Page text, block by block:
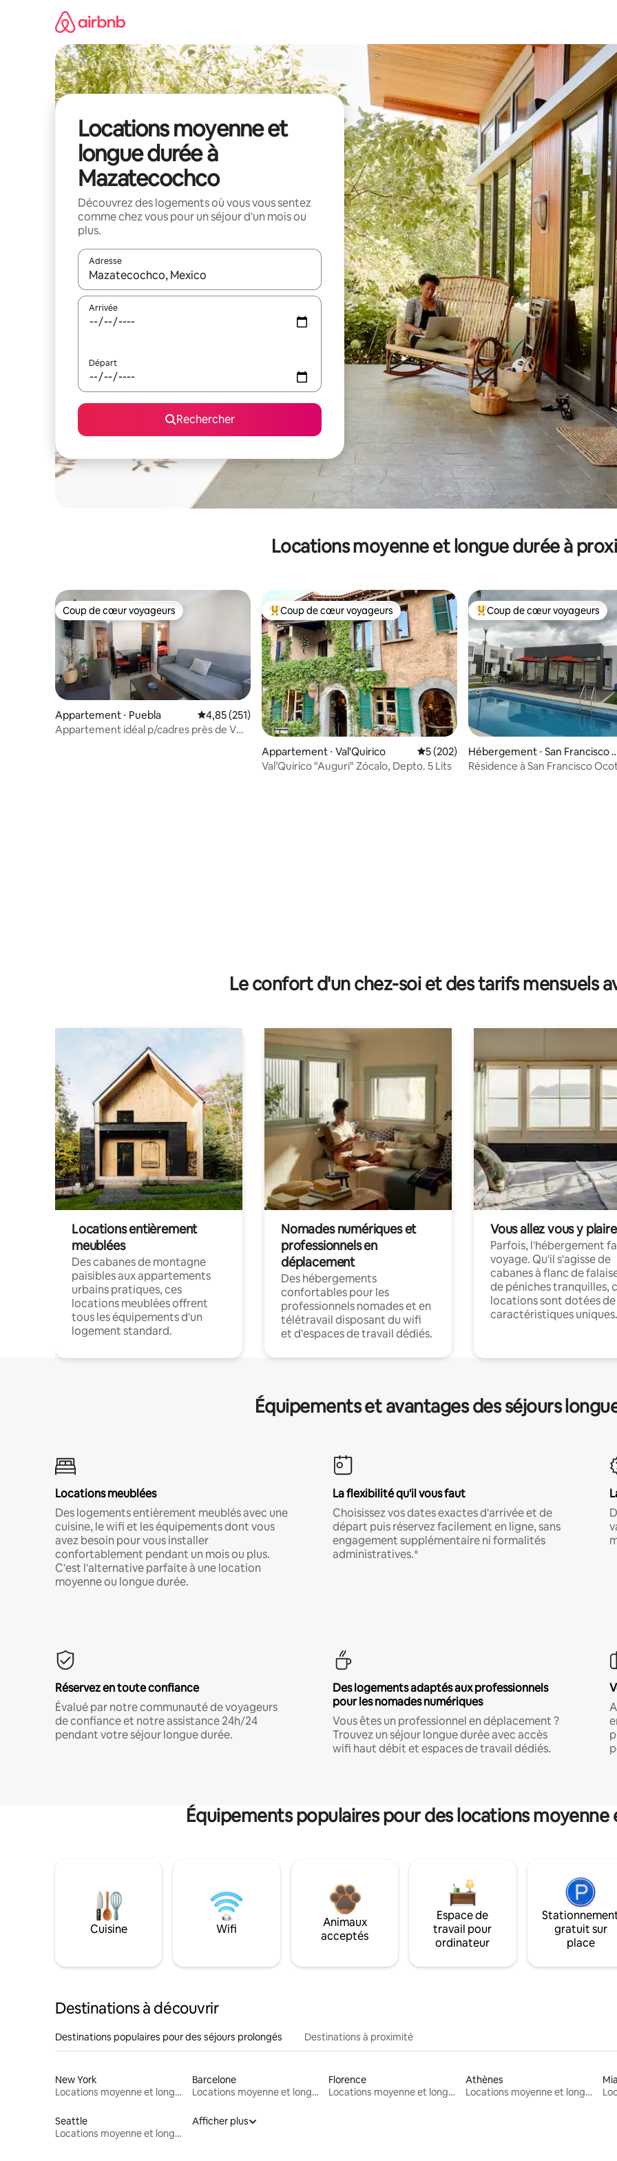
Locations moyenne et
longue durée à
Mazatecochco
Découvrez des logements où vous vous sentez
comme chez vous pour un séjour d'un mois ou
plus.
Adresse
Lorsque les résultats s'affichent, utilisez les flèches vers le haut et vers le bas pour les parcourir ou en appuyant et en
Arrivée
Départ
Rechercher
Locations moyenne et longue durée à
Coup de cœur voyageurs
Coup de cœur voyageurs
Appartement ⋅ Puebla Évaluation moyenne sur la base de 251 commentaires : 4,85 sur 5
4,85 (251)
Appartement idéal p/cadres près de VW
Coups de cœur voyageurs les plus appréciés
Coup de cœur voyageurs
Appartement ⋅ Val'Quirico Évaluation moyenne sur la base de 202
5 (202)
Val’Quirico "Auguri" Zócalo, Depto. 5 Lits
Coups de cœur voyageurs les
Coup de cœur voyageurs
Hébergement ⋅ San Francisco
cotlán
Résidence à San Francisco
Le confort d'un chez-soi et des tarifs mensuels
Locations entièrement
meublées
Des cabanes de montagne
paisibles aux appartements
urbains pratiques, ces
locations meublées offrent
tous les équipements d'un
logement standard.
Nomades numériques et
professionnels en
déplacement
Des hébergements
confortables pour les
professionnels nomades et en
télétravail disposant du wifi
et d'espaces de travail dédiés.
Vous allez vous y plaire
Parfois, l'hébergement
voyage. Qu'il s'agisse de
cabanes à flanc de
de péniches tranquilles,
locations sont dotées de
caractéristiques uniques.
Équipements et avantages des séjours
Locations meublées
Des logements entièrement meublés avec une
cuisine, le wifi et les équipements dont vous
avez besoin pour vous installer
confortablement pendant un mois ou plus.
C'est l'alternative parfaite à une location
moyenne ou longue durée.
La flexibilité qu'il vous faut
Choisissez vos dates exactes d'arrivée et de
départ puis réservez facilement en ligne, sans
engagement supplémentaire ni formalités
administratives.*
Réservez en toute confiance
Évalué par notre communauté de voyageurs
de confiance et notre assistance 24h/24
pendant votre séjour longue durée.
Des logements adaptés aux professionnels
pour les nomades numériques
Vous êtes un professionnel en déplacement ?
Trouvez un séjour longue durée avec accès
wifi haut débit et espaces de travail dédiés.
Équipements populaires pour des locations
Cuisine Wifi
Animaux
acceptés
Espace de
travail pour
ordinateur
gratuit sur
place
Destinations à découvrir
Destinations populaires pour des séjours prolongés Destinations à proximité
New York
Locations moyenne et longue durée
Barcelone
Locations moyenne et longue durée
Florence
Locations moyenne et longue durée
Athènes
Locations moyenne et longue durée
Seattle
Locations moyenne et longue durée
Afficher plus